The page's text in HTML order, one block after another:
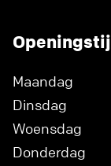
Maandag
Dinsdag
Woensdag
Donderdag